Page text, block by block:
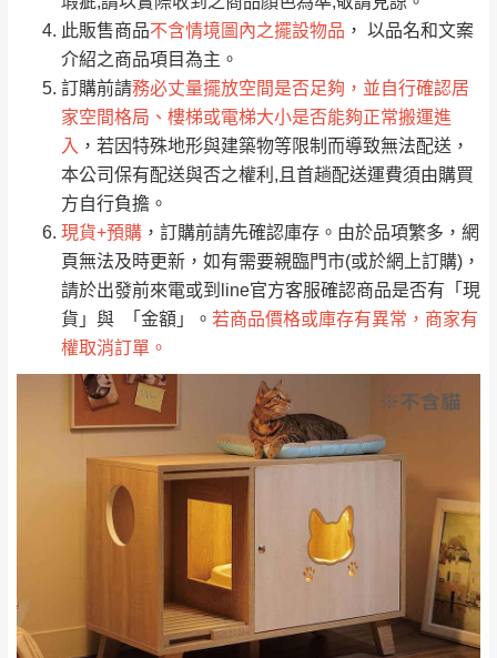
此販售商品不含情境圖內之擺設物品 ， 以品名和文案
介紹之商品項目為主。
訂購前請務必丈量擺放空間是否足夠，並自行確認居
家空間格局、樓梯或電梯大小是否能夠正常搬運進
入 ，若因特殊地形與建築物等限制而導致無法配送，
本公司保有配送與否之權利,且首趟配送運費須由購買
方自行負擔。
現貨+預購 ，訂購前請先確認庫存。由於品項繁多，網
頁無法及時更新，如有需要親臨門市(或於網上訂購)，
請於出發前來電或到line官方客服確認商品是否有「現
貨」與 「金額」。 若商品價格或庫存有異常，商家有
權取消訂單。
桃園
免 運
費
＊A108產品另收運費
復興鄉
新竹
峨眉鄉、五峰鄉、
橫山、北埔鄉、尖
石鄉、寶山鄉山
區、新埔山區、芎
里
台北 無
來、平溪、九份、
石門、林口 下福
里、新店山區、三
峽山區、石碇、坪
林、福隆、淡水山
區、北投湖山路、
深坑山區
基隆
$ 9,000以上：免
運費
$ 9,000以下：
基隆山區
單。部分網路商品恕無法更改原設計或客製，敬請
見諒！
接單後二日內(不含例假日)，我們客服會與您
電話聯絡或E-Mail通知確認訂單。
（線上客
服 LINE → @dershin）
下單前先詢問是否現貨 ，若未詢問下單後無
現貨我們客服會再來電或E-Mail與您聯絡
（洽詢方式請搜尋 Line ID → @dershin）
運送範圍：限定北至基隆，南至苗栗，偏遠
地區恕無法提供運送 (詳見運送規章)。
配送範圍：
苗栗至基隆；其它地區暫不開放，如因特殊
地型限制(山區、鄉、鎮、村)、樓梯太小、無
法搬運上樓等因素，導致無法配送，本公司
保有出貨的權利。
保護物流人員的工作安全，賣家無提供吊掛
服務，若需以吊車或其他的吊掛方式吊運，
費用將由買方自行支付。
因大型傢俱有組裝、配送的問題，並非一般
快速到貨商品，無法指定特定時間送達，司
機當天到貨前皆會再與您通知，讓你不用整